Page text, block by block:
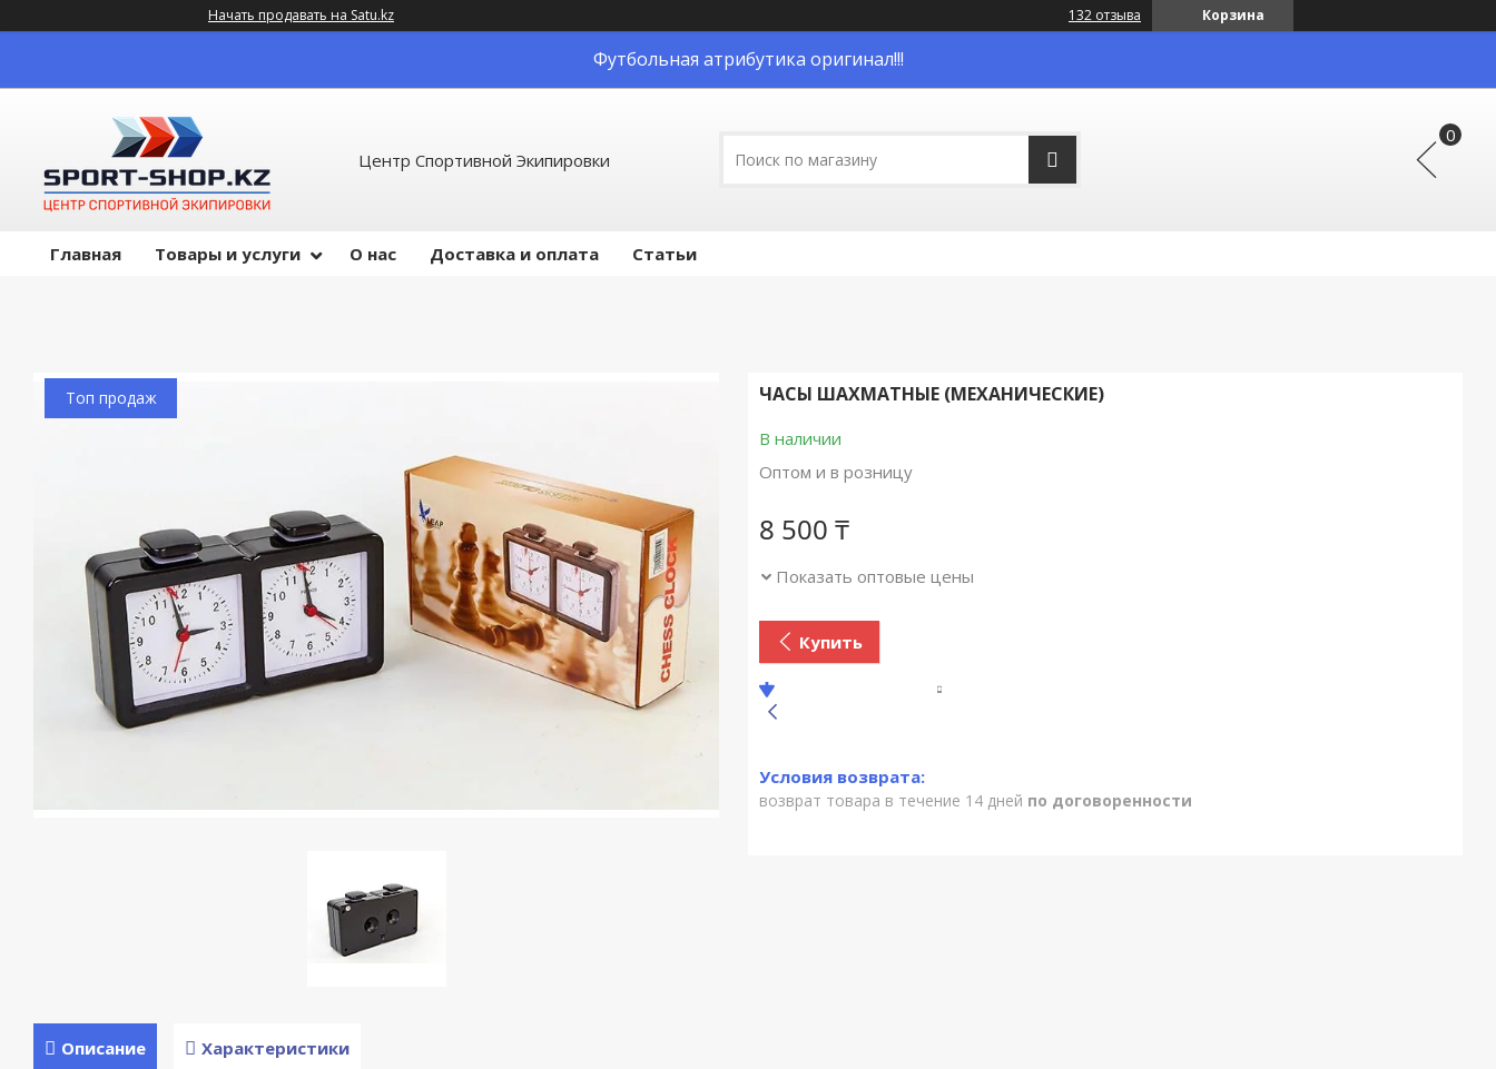
Начать продавать на Satu.kz Корзина
132 отзыва
Футбольная атрибутика оригинал!!!
Центр Спортивной Экипировки
Главная Товары и услуги О нас Доставка и оплата Статьи
Топ продаж ЧАСЫ ШАХМАТНЫЕ (МЕХАНИЧЕСКИЕ)
В наличии
Оптом и в розницу
8 500 ₸
Показать оптовые цены
Купить
возврат товара в течение 14 дней по договоренности
Описание Характеристики